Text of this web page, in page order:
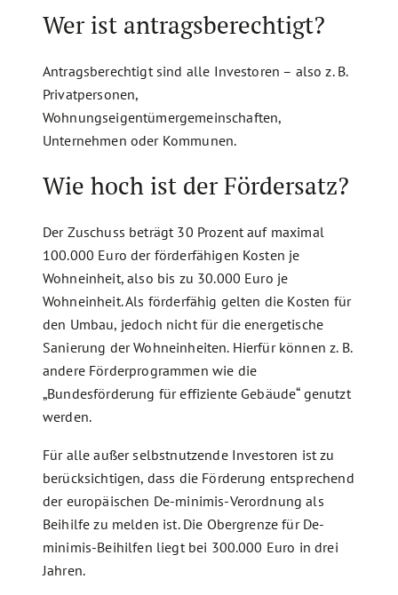
Wer ist antragsberechtigt?
Antragsberechtigt sind alle Investoren – also z. B.
Privatpersonen,
Wohnungseigentümergemeinschaften,
Unternehmen oder Kommunen.
Wie hoch ist der Fördersatz?
Der Zuschuss beträgt 30 Prozent auf maximal
100.000 Euro der förderfähigen Kosten je
Wohneinheit, also bis zu 30.000 Euro je
Wohneinheit. Als förderfähig gelten die Kosten für
den Umbau, jedoch nicht für die energetische
Sanierung der Wohneinheiten. Hierfür können z. B.
andere Förderprogrammen wie die
„Bundesförderung für effiziente Gebäude“ genutzt
werden.
Für alle außer selbstnutzende Investoren ist zu
berücksichtigen, dass die Förderung entsprechend
der europäischen De-minimis-Verordnung als
Beihilfe zu melden ist. Die Obergrenze für De-
minimis-Beihilfen liegt bei 300.000 Euro in drei
Jahren.